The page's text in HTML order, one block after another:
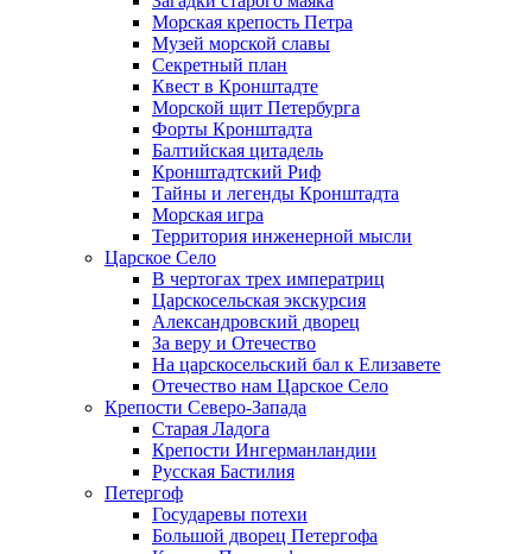
Морская крепость Петра
Музей морской славы
Секретный план
Квест в Кронштадте
Морской щит Петербурга
Форты Кронштадта
Балтийская цитадель
Кронштадтский Риф
Тайны и легенды Кронштадта
Морская игра
Территория инженерной мысли
Царское Село
В чертогах трех императриц
Царскосельская экскурсия
Александровский дворец
За веру и Отечество
На царскосельский бал к Елизавете
Отечество нам Царское Село
Крепости Северо-Запада
Старая Ладога
Крепости Ингерманландии
Русская Бастилия
Петергоф
Государевы потехи
Большой дворец Петергофа